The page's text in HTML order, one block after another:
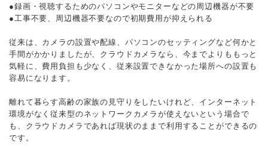
●録画・視聴するためのパソコンやモニターなどの周辺機器が不要
●工事不要、周辺機器不要なので初期費用が抑えられる
従来は、カメラの設置や配線、パソコンのセッティングなど何かと
手間がかかりましたが、クラウドカメラなら、今までよりももっと
気軽に、費用負担も少なく、従来設置できなかった場所への設置も
容易になります。
離れて暮らす高齢の家族の見守りをしたいけれど、インターネット
環境がなく従来型のネットワークカメラが使えないという場合で
も、クラウドカメラであれば現状のままで利用することができるの
です。